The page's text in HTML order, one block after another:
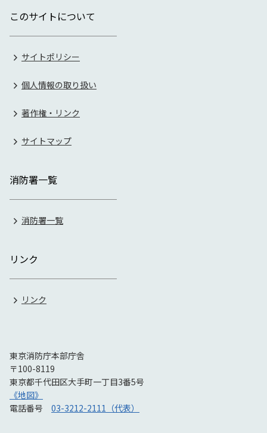
このサイトについて
サイトポリシー
個人情報の取り扱い
著作権・リンク
サイトマップ
消防署一覧
消防署一覧
リンク
リンク
東京消防庁本部庁舎
〒100-8119
東京都千代田区大手町一丁目3番5号
《地図》
電話番号 03-3212-2111（代表）